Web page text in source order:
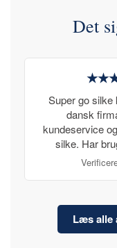
Det
Super go silke
dansk
kundeservice
silke. Har
Læs alle